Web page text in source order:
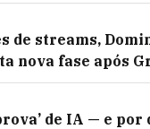
de streams,
nova fase após
de IA — e por